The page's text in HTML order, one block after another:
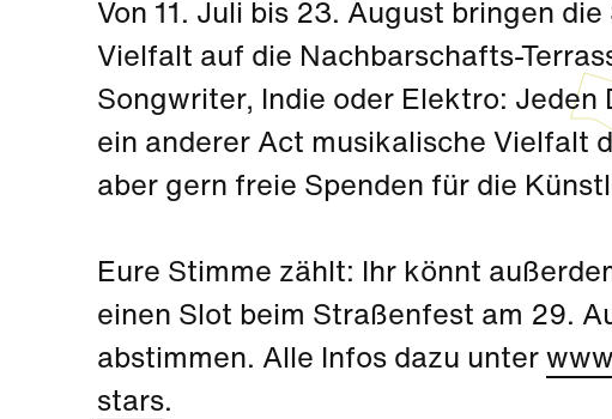
Von 11. Juli bis 23. August bringen
Vielfalt auf die Nachbarschafts-
Songwriter, Indie oder Elektro:
ein anderer Act musikalische Vielfalt
aber gern freie Spenden für die
Eure Stimme zählt: Ihr könnt
einen Slot beim Straßenfest am 29.
abstimmen. Alle Infos dazu unter
stars.